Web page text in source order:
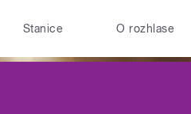
Stanice O rozhlase